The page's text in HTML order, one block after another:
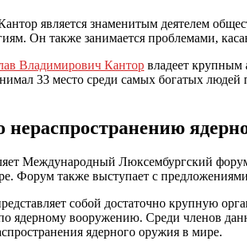
является знаменитым деятелем
Он также занимается проблемами,
Владимирович Кантор владеет крупным
33 место среди самых богатых
нераспространению
Международный Люксембургский
Форум также выступает с
собой достаточно крупную
ядерному вооружению. Среди членов
ядерного оружия в мире.